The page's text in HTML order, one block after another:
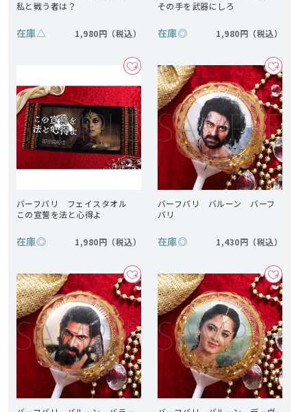
私と戦う者は？
在庫△ 1,980円
その手を武器にしろ
在庫◎ 1,980円
バーフバリ フェイスタオル
この宣誓を法と心得よ
在庫◎ 1,980円
バーフバリ バルーン バーフ
バリ
在庫◎ 1,430円